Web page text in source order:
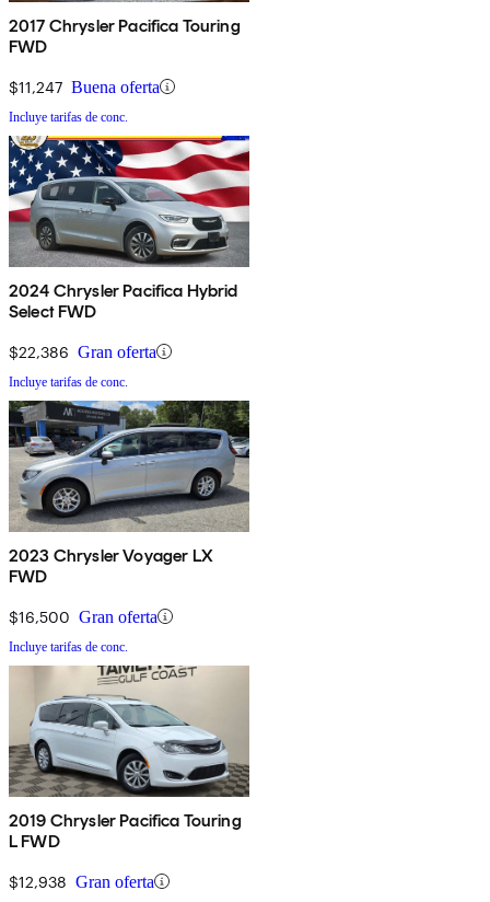
2017 Chrysler Pacifica Touring
FWD
$11,247 Buena oferta
Incluye tarifas de conc.
2024 Chrysler Pacifica Hybrid
Select FWD
$22,386 Gran oferta
Incluye tarifas de conc.
2023 Chrysler Voyager LX
FWD
$16,500 Gran oferta
Incluye tarifas de conc.
2019 Chrysler Pacifica Touring
L FWD
$12,938 Gran oferta